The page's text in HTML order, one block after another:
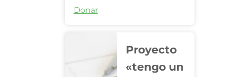
Donar
Proyecto
«tengo un